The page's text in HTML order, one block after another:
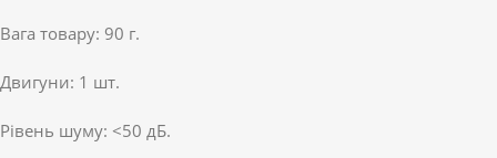
Вага товару: 90 г.
Двигуни: 1 шт.
Рівень шуму: <50 дБ.